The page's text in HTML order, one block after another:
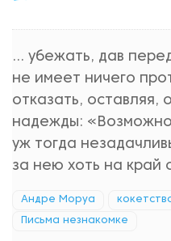
... убежать, дав
не имеет ничего
отказать, оставляя,
надежды:
уж тогда
за нею хоть на край
Андре Моруа
Письма незнакомке